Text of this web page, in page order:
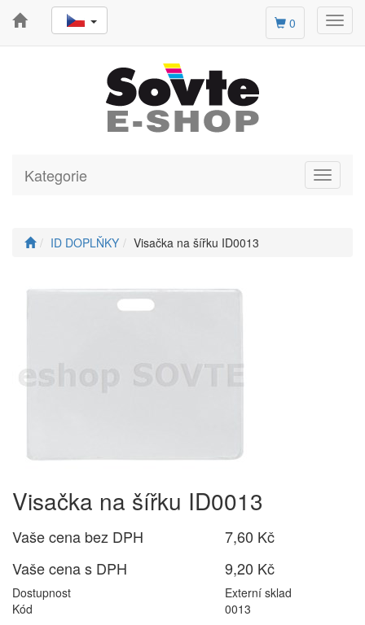
0
Toggle
Kategorie
ID DOPLŇKY Visačka na šířku ID0013
Visačka na šířku ID0013
Vaše cena bez DPH
7,60 Kč
Vaše cena s DPH
9,20 Kč
Dostupnost
Externí sklad
Kód
0013